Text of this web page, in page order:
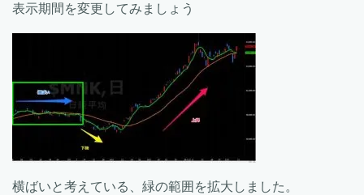
表示期間を変更してみましょう
横ばいと考えている、緑の範囲を拡大しました。